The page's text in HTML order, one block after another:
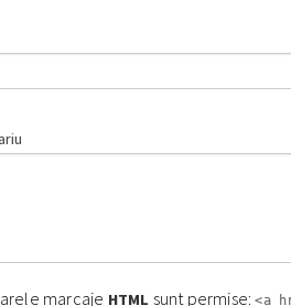
marcaje HTML sunt permise:<a